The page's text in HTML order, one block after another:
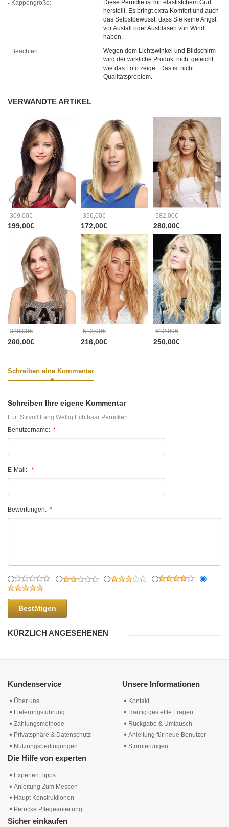
Kappengröße:
Diese Perücke ist mit elastistchem Gurt
herstellt. Es bringt extra Komfort und auch
das Selbstbewusst, dass Sie keine Angst
vor Ausfall oder Ausblasen von Wind
haben.
Beachten:
Wegen dem Lichtswinkel und Bildschirm
wird der wirkliche Produkt nicht geleicht
wie das Foto zeiget. Das ist nicht
Qualitätsproblem.
VERWANDTE ARTIKEL
309,00€
199,00€
356,00€
172,00€
582,00€
280,00€
320,00€
200,00€
513,00€
216,00€
512,00€
250,00€
Schreiben eine Kommentar
Schreiben Ihre eigene Kommentar
Für: Stilvoll Lang Wellig Echthaar Perücken
Benutzername:
E-Mail:
Bewertungen:
Bestätigen
KÜRZLICH ANGESEHENEN
Kundenservice
Über uns
Lieferungsführung
Zahlungsmethode
Privatsphäre & Datenschutz
Nutzungsbedingungen
Unsere Informationen
Kontakt
Häufig gestellte Fragen
Rückgabe & Umtausch
Anleitung für neue Benutzer
Stornierungen
Die Hilfe von experten
Experten Tipps
Anleitung Zum Messen
Haupt Konstruktionen
Perücke Pflegeanleitung
Sicher einkaufen